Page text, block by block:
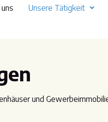
Unsere Tätigkeit
und